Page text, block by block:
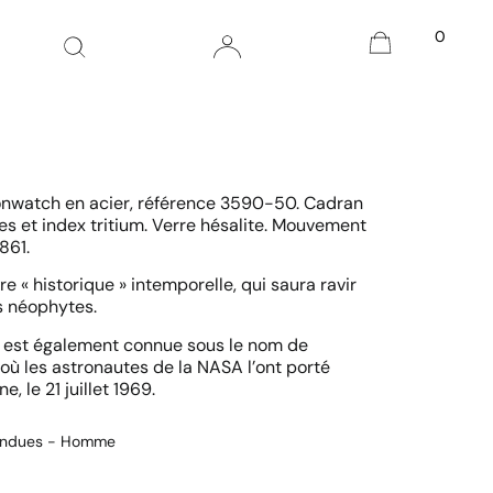
0
en acier, référence 3590-50. Cadran
et index tritium. Verre hésalite. Mouvement
« historique » intemporelle, qui saura ravir
néophytes.
également connue sous le nom de
les astronautes de la NASA l’ont porté
le 21 juillet 1969.
- Homme